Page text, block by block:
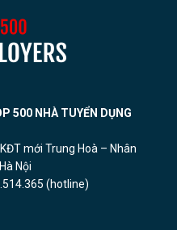
500 NHÀ TUYỂN DỤNG
mới Trung Hoà – Nhân
Nội
(hotline)